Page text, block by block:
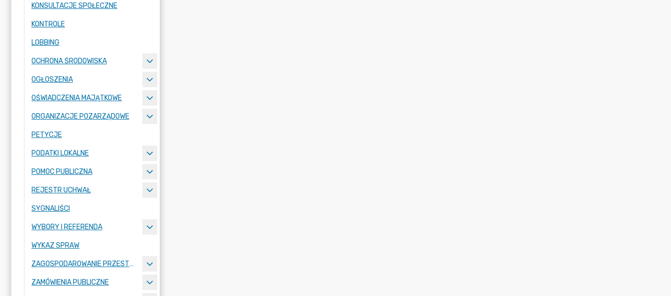
KONSULTACJE SPOŁECZNE
KONTROLE
LOBBING
OCHRONA ŚRODOWISKA
OGŁOSZENIA
OŚWIADCZENIA MAJĄTKOWE
ORGANIZACJE POZARZĄDOWE
PETYCJE
PODATKI LOKALNE
POMOC PUBLICZNA
REJESTR UCHWAŁ
SYGNALIŚCI
WYBORY I REFERENDA
WYKAZ SPRAW
ZAGOSPODAROWANIE PRZESTRZENNE
ZAMÓWIENIA PUBLICZNE